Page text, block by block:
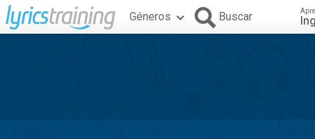
Géneros Buscar